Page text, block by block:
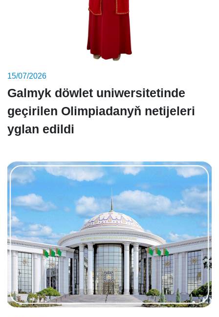
15/07/2026
Galmyk döwlet uniwersitetinde
geçirilen Olimpiadanyň netijeleri
yglan edildi